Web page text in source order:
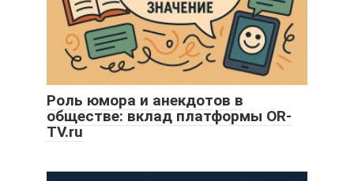
Роль юмора и анекдотов в
обществе: вклад платформы OR-
TV.ru